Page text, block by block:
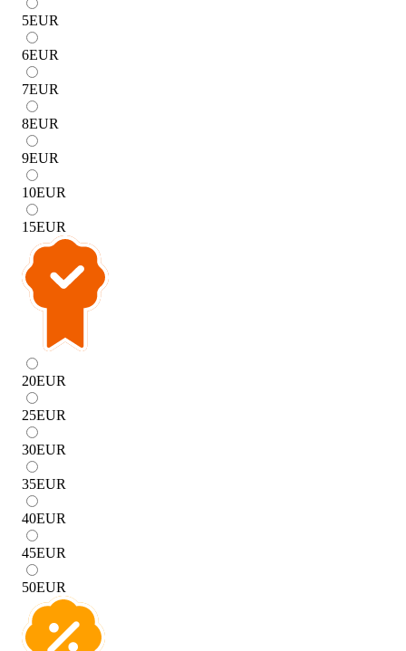
5EUR
6EUR
7EUR
8EUR
9EUR
10EUR
15EUR
20EUR
25EUR
30EUR
35EUR
40EUR
45EUR
50EUR